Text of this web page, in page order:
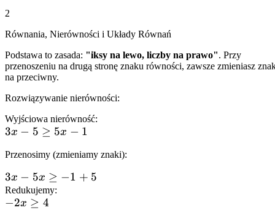
- 1
2
Równania, Nierówności i Układy Równań
Podstawa to zasada: "iksy na lewo, liczby na prawo". Przy
przenoszeniu na drugą stronę znaku równości, zawsze zmieniasz
na przeciwny.
Rozwiązywanie nierówności:
Wyjściowa nierówność:
3x
\ge
5x
- 1
3x − 5 ≥ 5x − 1
Przenosimy (zmieniamy znaki):
3x
-
5x
3x − 5x ≥ −1 + 5
Redukujemy:
-2x
−2x ≥ 4